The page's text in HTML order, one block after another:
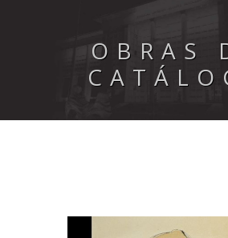
OBRAS